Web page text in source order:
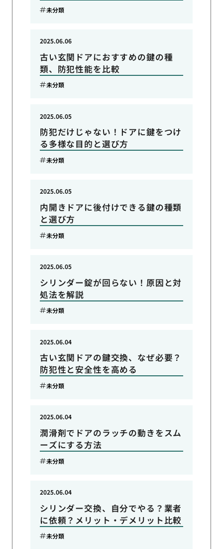
未分類
古い玄関ドアにおすすめの鍵の種
類、防犯性能を比較
2025.06.06
未分類
防犯だけじゃない！ドアに鍵をつけ
る多様な目的と選び方
2025.06.05
未分類
内開きドアに後付けできる鍵の種類
と選び方
2025.06.05
未分類
シリンダー錠が回らない！原因と対
処法を解説
2025.06.05
未分類
古い玄関ドアの鍵交換、なぜ必要？
防犯性と安全性を高める
2025.06.04
未分類
潤滑剤でドアのラッチの動きをスム
ーズにする方法
2025.06.04
未分類
シリンダー交換、自分でやる？業者
に依頼？メリット・デメリット比較
2025.06.04
未分類